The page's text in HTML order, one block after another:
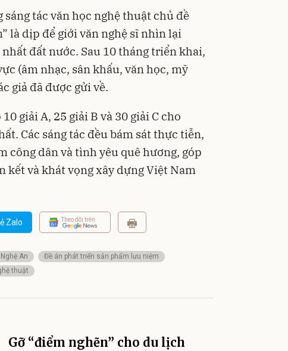
sáng tác văn học nghệ thuật chủ đề
là dịp để giới văn nghệ sĩ nhìn lại
đất nước. Sau 10 tháng triển khai,
(âm nhạc, sân khấu, văn học, mỹ
giả đã được gửi về.
giải A, 25 giải B và 30 giải C cho
Các sáng tác đều bám sát thực tiễn,
công dân và tình yêu quê hương, góp
kết và khát vọng xây dựng Việt Nam
Zalo Theo dõi trên
Nghệ An
Đề án phát triển sản phẩm lưu niệm
thuật
Gỡ “điểm nghẽn” cho du lịch